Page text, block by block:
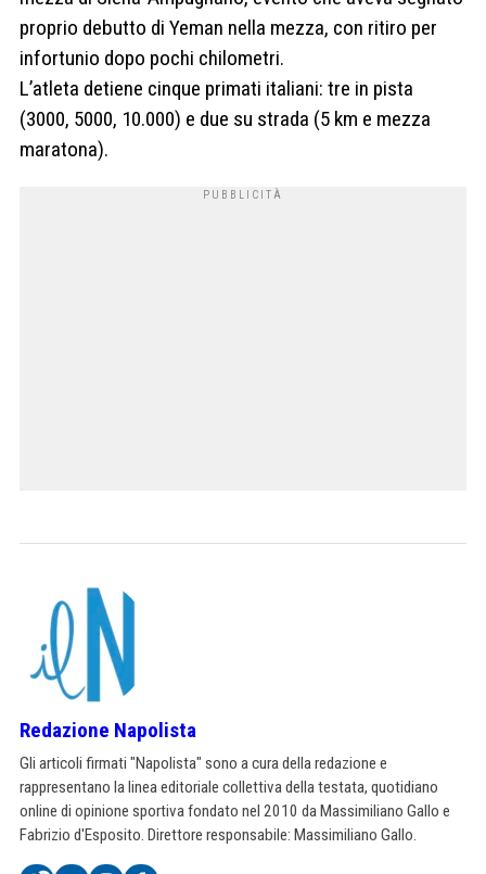
proprio debutto di Yeman nella mezza, con ritiro per
infortunio dopo pochi chilometri.
L’atleta detiene cinque primati italiani: tre in pista
(3000, 5000, 10.000) e due su strada (5 km e mezza
maratona).
Redazione Napolista
Gli articoli firmati "Napolista" sono a cura della redazione e
rappresentano la linea editoriale collettiva della testata, quotidiano
online di opinione sportiva fondato nel 2010 da Massimiliano Gallo e
Fabrizio d'Esposito. Direttore responsabile: Massimiliano Gallo.